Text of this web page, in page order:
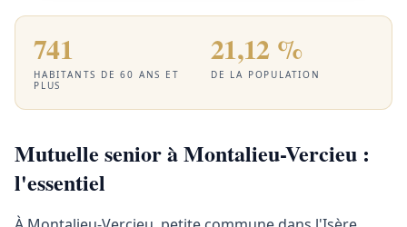
741
HABITANTS DE 60 ANS ET
PLUS
21,12 %
DE LA POPULATION
Mutuelle senior à Montalieu-Vercieu :
l'essentiel